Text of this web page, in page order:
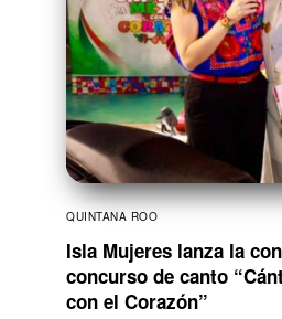
QUINTANA ROO
Isla Mujeres lanza la
concurso de canto
con el Corazón”